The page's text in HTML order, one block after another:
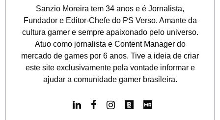
Sanzio Moreira tem 34 anos e é Jornalista,
Fundador e Editor-Chefe do PS Verso. Amante da
cultura gamer e sempre apaixonado pelo universo.
Atuo como jornalista e Content Manager do
mercado de games por 6 anos. Tive a ideia de criar
este site exclusivamente pela vontade informar e
ajudar a comunidade gamer brasileira.